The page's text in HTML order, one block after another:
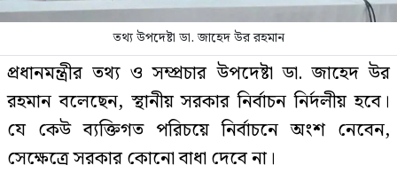
তথ্য উপদেষ্টা ডা. জাহেদ উর রহমান
প্রধানমন্ত্রীর তথ্য ও সম্প্রচার উপদেষ্টা ডা. জাহেদ উর
রহমান বলেছেন, স্থানীয় সরকার নির্বাচন নির্দলীয় হবে।
যে কেউ ব্যক্তিগত পরিচয়ে নির্বাচনে অংশ নেবেন,
সেক্ষেত্রে সরকার কোনো বাধা দেবে না।